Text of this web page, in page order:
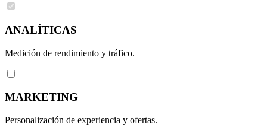
ANALÍTICAS
Medición de rendimiento y tráfico.
MARKETING
Personalización de experiencia y ofertas.